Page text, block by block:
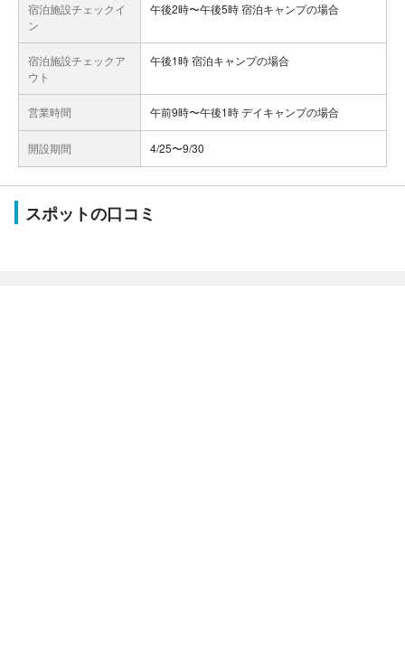
宿泊施設チェックイ
ン
午後2時〜午後5時 宿泊キャンプの場合
宿泊施設チェックア
ウト
午後1時 宿泊キャンプの場合
営業時間 午前9時〜午後1時 デイキャンプの場合
開設期間 4/25〜9/30
スポットの口コミ